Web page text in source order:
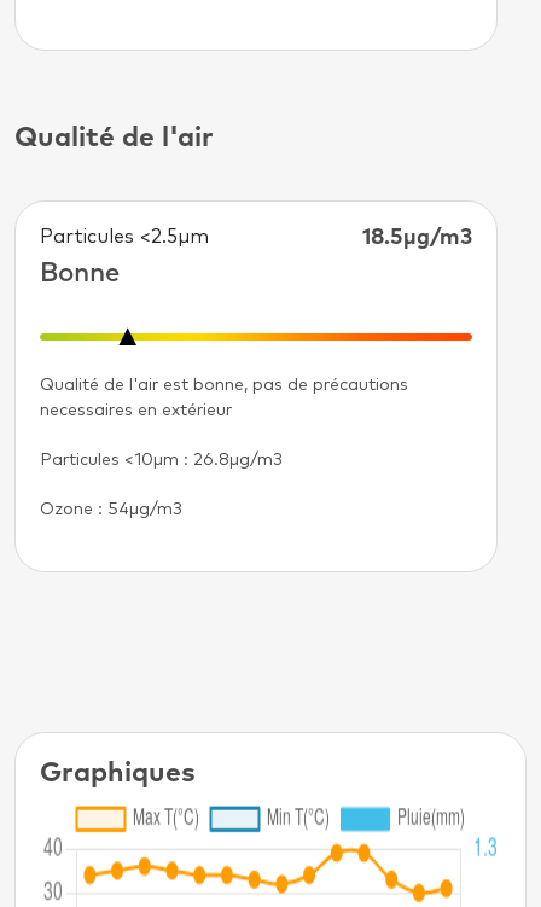
Qualité de l'air
Particules <2.5µm
Bonne
18.5μg/m3
Qualité de l'air est bonne, pas de précautions
necessaires en extérieur
Particules <10µm : 26.8μg/m3
Ozone : 54μg/m3
Graphiques